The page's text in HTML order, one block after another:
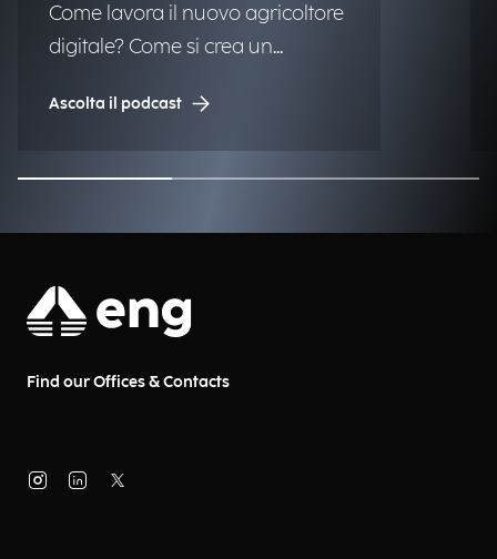
Come lavora il nuovo agricoltore
digitale? Come si crea un
tecnologie e sistemi di dati? Il
nostro racconto di un settore
agricolo in trasformazione.
Ascolta il podcast
Find our Offices & Contacts